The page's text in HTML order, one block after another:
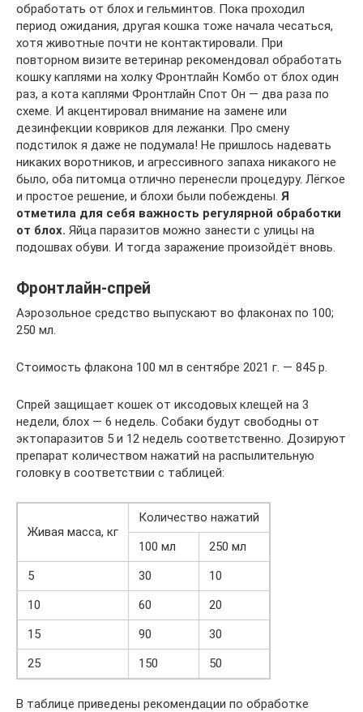
обработать от блох и гельминтов. Пока проходил
период ожидания, другая кошка тоже начала чесаться,
хотя животные почти не контактировали. При
повторном визите ветеринар рекомендовал обработать
кошку каплями на холку Фронтлайн Комбо от блох один
раз, а кота каплями Фронтлайн Спот Он — два раза по
схеме. И акцентировал внимание на замене или
дезинфекции ковриков для лежанки. Про смену
подстилок я даже не подумала! Не пришлось надевать
никаких воротников, и агрессивного запаха никакого не
было, оба питомца отлично перенесли процедуру. Лёгкое
и простое решение, и блохи были побеждены. Я
отметила для себя важность регулярной обработки
от блох. Яйца паразитов можно занести с улицы на
подошвах обуви. И тогда заражение произойдёт вновь.
Фронтлайн-спрей
Аэрозольное средство выпускают во флаконах по 100;
250 мл.
Стоимость флакона 100 мл в сентябре 2021 г. — 845 р.
Спрей защищает кошек от иксодовых клещей на 3
недели, блох — 6 недель. Собаки будут свободны от
эктопаразитов 5 и 12 недель соответственно. Дозируют
препарат количеством нажатий на распылительную
головку в соответствии с таблицей:
Живая масса, кг
Количество нажатий
100 мл
250 мл
5
30
10
10
60
20
15
90
30
25
150 50
В таблице приведены рекомендации по обработке